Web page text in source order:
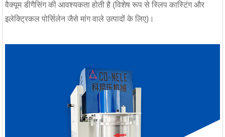
वैक्यूम डीगैसिंग की आवश्यकता होती है (विशेष रूप से स्लिप कास्टिंग और
इलेक्ट्रिकल पोर्सिलेन जैसे मांग वाले उत्पादों के लिए)।